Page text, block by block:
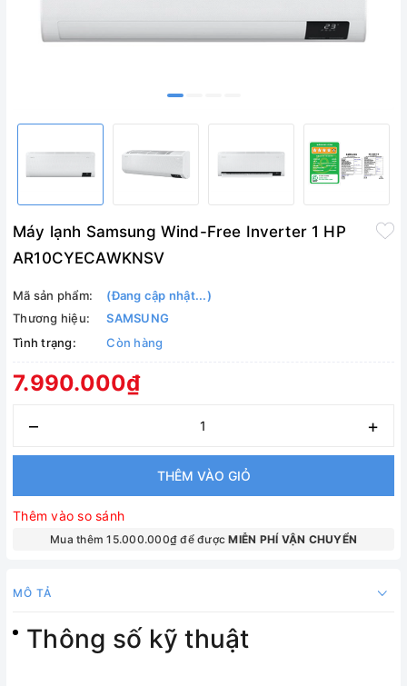
Máy lạnh Samsung Wind-Free Inverter 1 HP
AR10CYECAWKNSV
Mã sản phẩm:
(Đang cập nhật...)
Thương hiệu:
SAMSUNG
Tình trạng:
Còn hàng
7.990.000₫
– +
THÊM VÀO GIỎ
Thêm vào so sánh
Mua thêm 15.000.000₫ để đượcMIỄN PHÍ VẬN CHUYỂN
MÔ TẢ
Thông số kỹ thuật